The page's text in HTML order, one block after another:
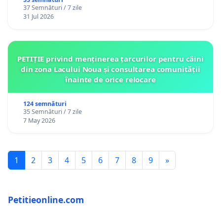
12 ani
37 Semnături / 7 zile
31 Jul 2026
PETIȚIE privind menținerea țarcurilor pentru câini
din zona Lacului Noua și consultarea comunității
înainte de orice relocare
124 semnături
35 Semnături / 7 zile
7 May 2026
1 2 3 4 5 6 7 8 9 »
Petitieonline.com